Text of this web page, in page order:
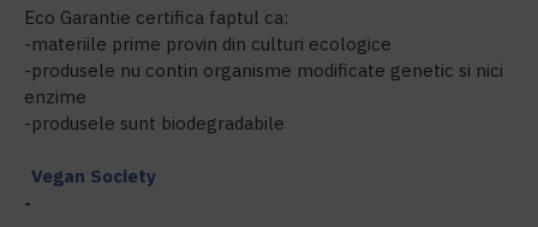
Eco Garantie certifica faptul ca:
-materiile prime provin din culturi ecologice
-produsele nu contin organisme modificate genetic si nici
enzime
-produsele sunt biodegradabile
-
Vegan Society